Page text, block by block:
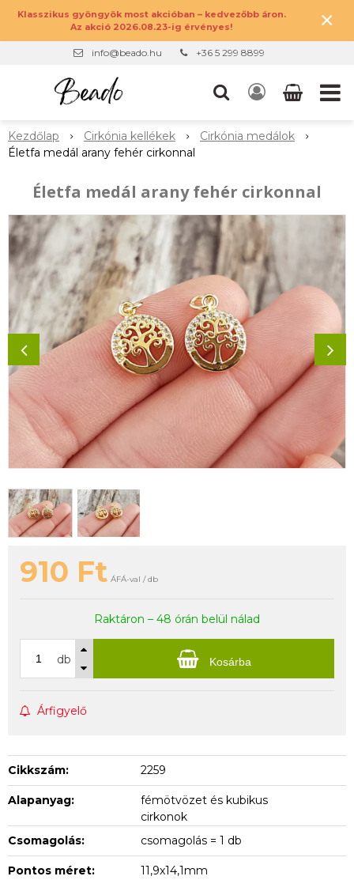
Klasszikus gyöngyök most akcióban – kedvezőbb áron.
Az akció 2026.08.23-ig érvényes!
×
info@beado.hu +36 5 299 8899
Kezdőlap Cirkónia kellékek
Cirkónia medálok
Életfa medál arany fehér cirkonnal
Életfa medál arany fehér cirkonnal
910 Ft ÁFÁ-val / db
Raktáron – 48 órán belül nálad
db Kosárba
Árfigyelő
Cikkszám: 2259
Alapanyag:
fémötvözet és kubikus
cirkonok
Csomagolás:
csomagolás = 1 db
Pontos méret: 11,9x14,1mm